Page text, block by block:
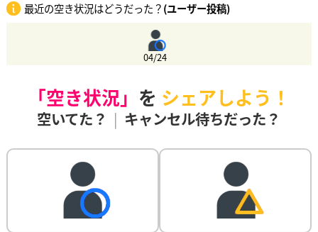
最近の空き状況はどうだった？(ユーザー投稿)
04/24
「空き状況」 を シェアしよう！
空いてた？ | キャンセル待ちだった？